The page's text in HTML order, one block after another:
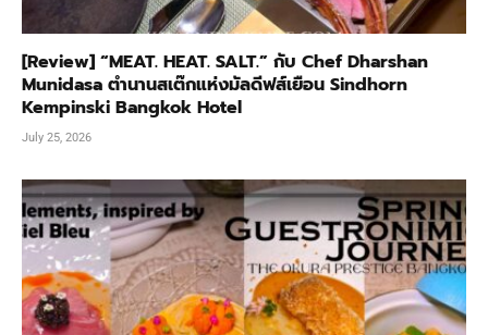
[Review] “MEAT. HEAT. SALT.” กับ Chef Dharshan
Munidasa ตำนานสเต๊กแห่งมัลดีฟส์เยือน Sindhorn
Kempinski Bangkok Hotel
July 25, 2026